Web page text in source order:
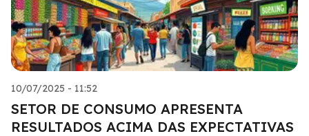
10/07/2025 - 11:52
SETOR DE CONSUMO APRESENTA
RESULTADOS ACIMA DAS EXPECTATIVAS